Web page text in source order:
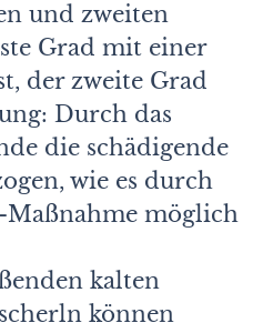
und zweiten
Grad mit einer
der zweite Grad
Durch das
die schädigende
wie es durch
möglich
kalten
können